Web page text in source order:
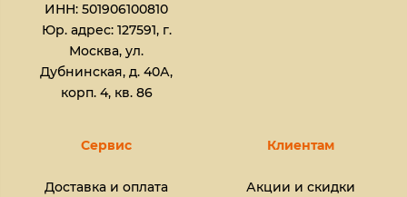
ИНН: 501906100810
Юр. адрес: 127591, г.
Москва, ул.
Дубнинская, д. 40А,
корп. 4, кв. 86
Сервис
Доставка и оплата
Клиентам
Акции и скидки